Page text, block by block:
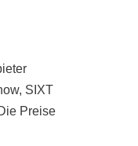
SIXT
Preise